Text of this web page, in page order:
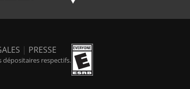
| PRESSE
dépositaires respectifs.